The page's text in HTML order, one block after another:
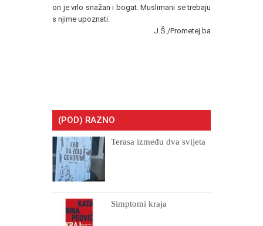
on je vrlo snažan i bogat. Muslimani se trebaju
s njime upoznati.
J.Š./Prometej.ba
(POD) RAZNO
Terasa između dva svijeta
Simptomi kraja